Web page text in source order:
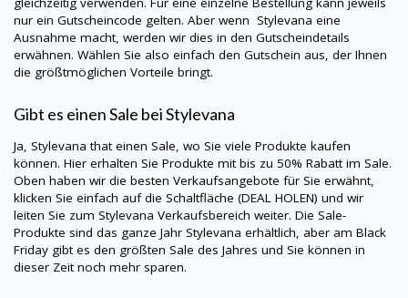
nur ein Gutscheincode gelten. Aber wenn Stylevana eine
Ausnahme macht, werden wir dies in den Gutscheindetails
erwähnen. Wählen Sie also einfach den Gutschein aus, der Ihnen
die größtmöglichen Vorteile bringt.
Gibt es einen Sale beiStylevana
Ja, Stylevanathat einen Sale, wo Sie viele Produkte kaufen
können. Hier erhalten Sie Produkte mit bis zu 50% Rabatt im Sale.
Oben haben wir die besten Verkaufsangebote für Sie erwähnt,
klicken Sie einfach auf die Schaltfläche (DEAL HOLEN) und wir
leiten Sie zum Stylevana Verkaufsbereich weiter. Die Sale-
Produkte sind das ganze Jahr Stylevana erhältlich, aber am Black
Friday gibt es den größten Sale des Jahres und Sie können in
dieser Zeit noch mehr sparen.